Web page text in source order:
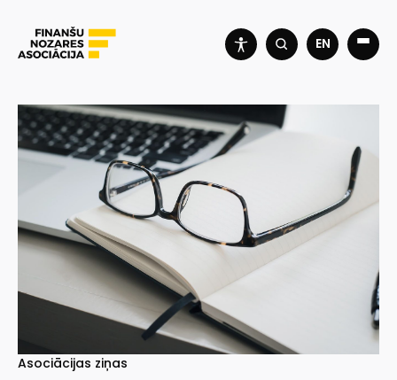
EN
Asociācijas ziņas